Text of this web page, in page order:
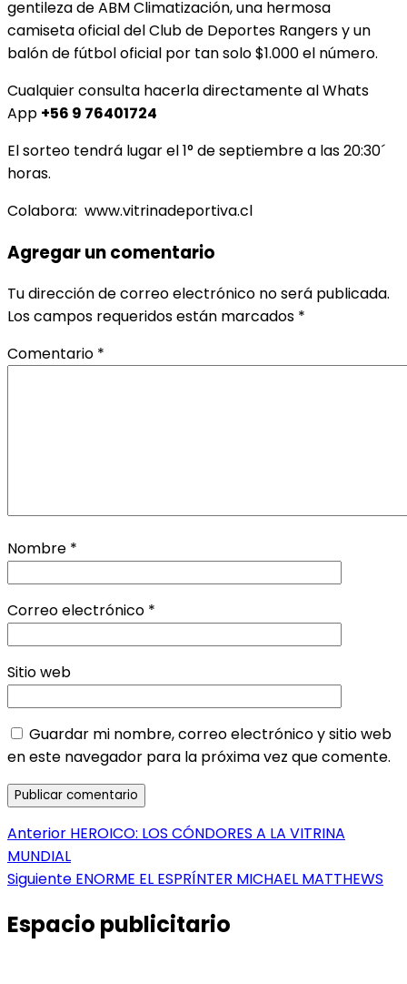
gentileza de ABM Climatización, una hermosa
camiseta oficial del Club de Deportes Rangers y un
balón de fútbol oficial por tan solo $1.000 el número.
Cualquier consulta hacerla directamente al Whats
App +56 9 76401724
El sorteo tendrá lugar el 1° de septiembre a las 20:30´
horas.
Colabora: www.vitrinadeportiva.cl
Agregar un comentario
Tu dirección de correo electrónico no será publicada.
Los campos requeridos están marcados *
Comentario *
Nombre *
Correo electrónico *
Sitio web
Guardar mi nombre, correo electrónico y sitio web
en este navegador para la próxima vez que comente.
Navegación
de
Anterior Entrada
anterior:
HEROICO: LOS CÓNDORES A LA VITRINA
MUNDIAL
Siguiente Entrada
ENORME EL ESPRÍNTER MICHAEL MATTHEWS
Espacio publicitario